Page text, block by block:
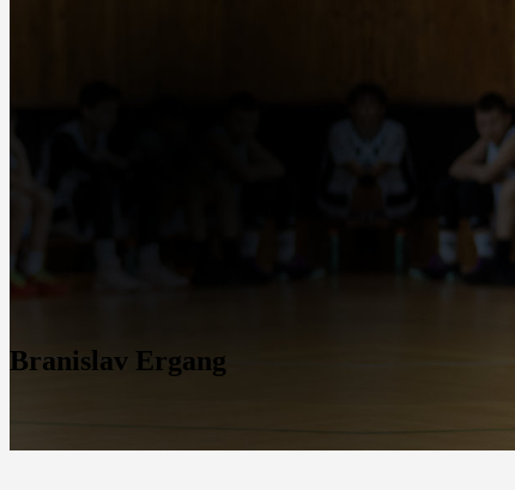
Branislav Ergang